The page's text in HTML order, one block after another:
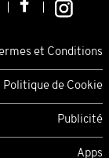
et Conditions
Politique de Cookie
Publicité
Apps